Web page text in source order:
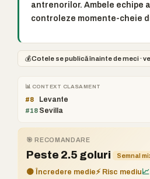
antrenorilor. Ambele echipe
controleze momente-cheie
💰Cotele se publică înainte de meci ·
📊 CONTEXT CLASAMENT
#8 Levante
#18 Sevilla
🎯 RECOMANDARE
Peste 2.5 goluri Semnal
🟡 Încredere medie⚡ Risc mediu